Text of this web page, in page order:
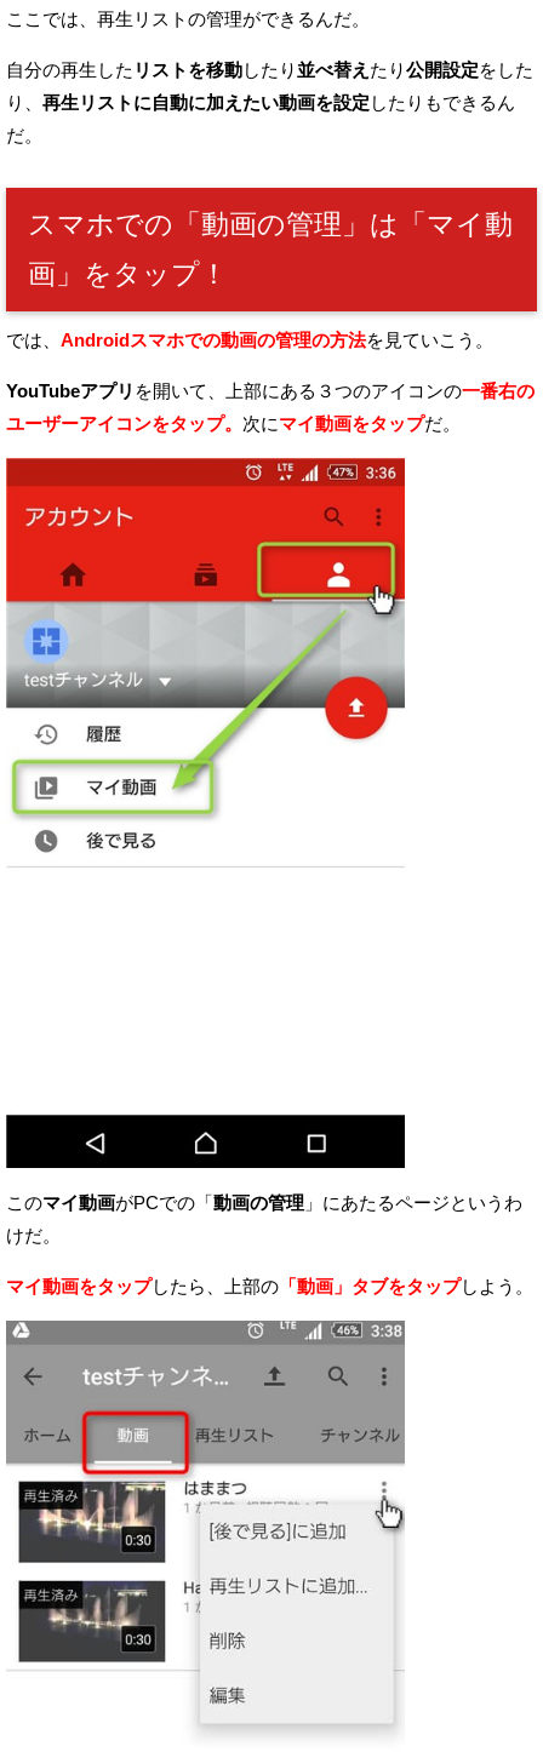
ここでは、再生リストの管理ができるんだ。
自分の再生した リストを移動したり 並べ替え たり公開設定をした
り、 再生リストに自動に加えたい動画を設定 したりもできるん
だ。
スマホでの「動画の管理」は「マイ動
画」をタップ！
では、 Androidスマホでの動画の管理の方法を見ていこう。
YouTubeアプリ を開いて、 上部にある３つのアイコンの一番右の
ユーザーアイコンをタップ。 次にマイ動画をタップだ。
このマイ動画がPCでの「動画の管理 」にあたるページというわ
けだ。
マイ動画をタップしたら、上部の 「動画」タブをタップしよう。